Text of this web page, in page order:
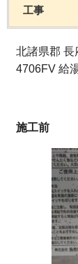
工事
北諸県郡
4706FV 給
施工前